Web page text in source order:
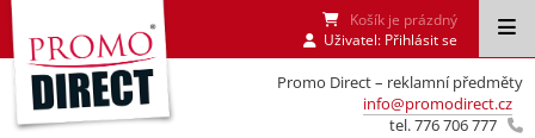
Promo Direct – reklamní předměty
info@promodirect.cz
tel. 776 706 777
Košík je prázdný
Uživatel: Přihlásit se